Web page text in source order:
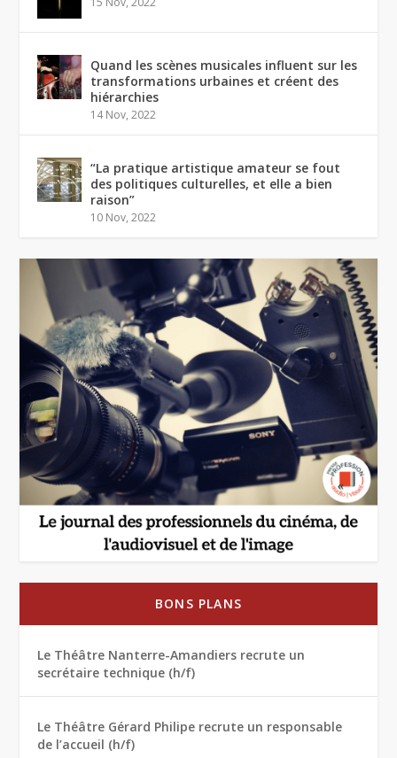
Quand les scènes musicales influent sur les
transformations urbaines et créent des
hiérarchies
14 Nov, 2022
“La pratique artistique amateur se fout
des politiques culturelles, et elle a bien
raison”
10 Nov, 2022
BONS PLANS
Le Théâtre Nanterre-Amandiers recrute un
secrétaire technique (h/f)
Le Théâtre Gérard Philipe recrute un responsable
de l’accueil (h/f)